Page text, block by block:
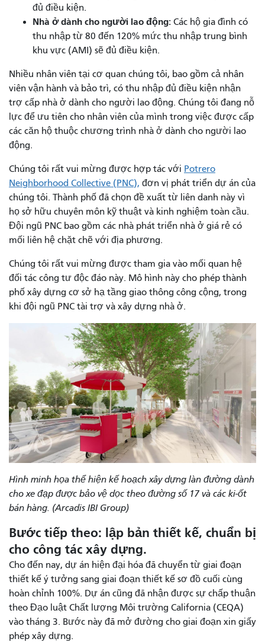
đủ điều kiện.
Nhà ở dành cho người lao động: Các hộ gia đình có
thu nhập từ 80 đến 120% mức thu nhập trung bình
khu vực (AMI) sẽ đủ điều kiện.
Nhiều nhân viên tại cơ quan chúng tôi, bao gồm cả nhân
viên vận hành và bảo trì, có thu nhập đủ điều kiện nhận
trợ cấp nhà ở dành cho người lao động. Chúng tôi đang nỗ
lực để ưu tiên cho nhân viên của mình trong việc được cấp
các căn hộ thuộc chương trình nhà ở dành cho người lao
động.
Chúng tôi rất vui mừng được hợp tác với Potrero
Neighborhood Collective (PNC), đơn vị phát triển dự án của
chúng tôi. Thành phố đã chọn đề xuất từ ​​liên danh này vì
họ sở hữu chuyên môn kỹ thuật và kinh nghiệm toàn cầu.
Đội ngũ PNC bao gồm các nhà phát triển nhà ở giá rẻ có
mối liên hệ chặt chẽ với địa phương.
Chúng tôi rất vui mừng được tham gia vào mối quan hệ
đối tác công tư độc đáo này. Mô hình này cho phép thành
phố xây dựng cơ sở hạ tầng giao thông công cộng, trong
khi đội ngũ PNC tài trợ và xây dựng nhà ở.
Hình minh họa thể hiện kế hoạch xây dựng làn đường dành
cho xe đạp được bảo vệ dọc theo đường số 17 và các ki-ốt
bán hàng. (Arcadis IBI Group)
Bước tiếp theo: lập bản thiết kế, chuẩn bị
cho công tác xây dựng.
Cho đến nay, dự án hiện đại hóa đã chuyển từ giai đoạn
thiết kế ý tưởng sang giai đoạn thiết kế sơ đồ cuối cùng
hoàn chỉnh 100%. Dự án cũng đã nhận được sự chấp thuận
theo Đạo luật Chất lượng Môi trường California (CEQA)
vào tháng 3. Bước này đã mở đường cho giai đoạn xin giấy
phép xây dựng.